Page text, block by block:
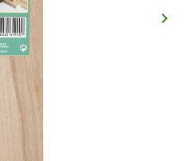
keyboard_arrow_right